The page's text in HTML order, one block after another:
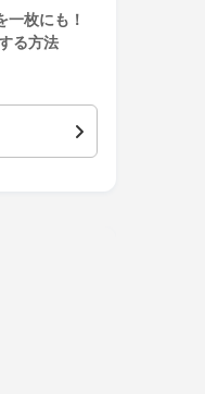
一枚にも！
る方法